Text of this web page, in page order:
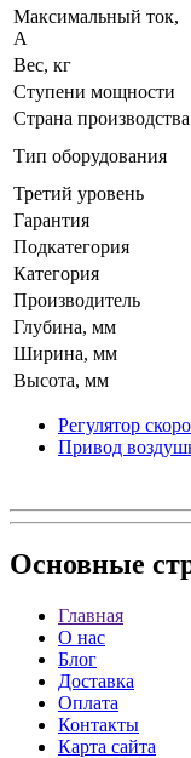
Максимальный ток,
А
Вес, кг
Ступени мощности
Страна производства
Тип оборудования
Третий уровень
Гарантия
Подкатегория
Категория
Производитель
Глубина, мм
Ширина, мм
Высота, мм
Регулятор
Привод
Основные
Главная
О нас
Блог
Доставка
Оплата
Контакты
Карта сайта